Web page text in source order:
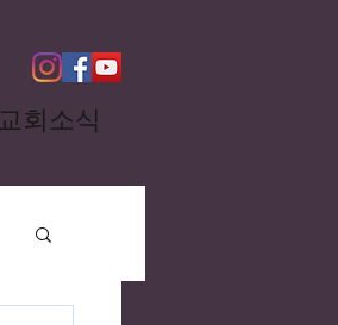
교회소식